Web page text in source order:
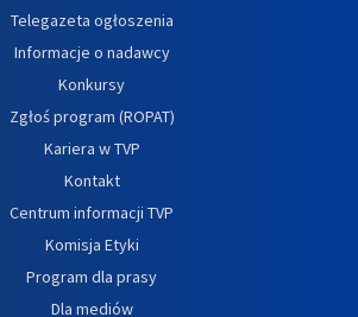
Telegazeta ogłoszenia
Informacje o nadawcy
Konkursy
Zgłoś program (ROPAT)
Kariera w TVP
Kontakt
Centrum informacji TVP
Komisja Etyki
Program dla prasy
Dla mediów